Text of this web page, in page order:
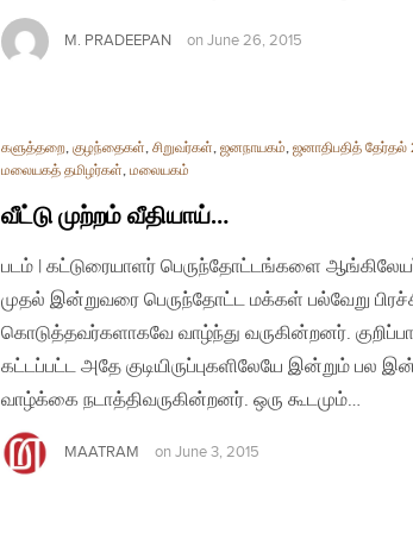
M. PRADEEPAN on June 26, 2015
களுத்தறை, குழந்தைகள், சிறுவர்கள், ஜனநாயகம், ஜனாதிபதித் தேர்தல்
மலையகத் தமிழர்கள், மலையகம்
வீட்டு முற்றம் வீதியாய்…
படம் | கட்டுரையாளர் பெருந்தோட்டங்களை
முதல் இன்றுவரை பெருந்தோட்ட மக்கள் பல்வேறு
கொடுத்தவர்களாகவே வாழ்ந்து வருகின்றனர்.
கட்டப்பட்ட அதே குடியிருப்புகளிலேயே இன்றும் பல
வாழ்க்கை நடாத்திவருகின்றனர். ஒரு கூடமும்…
MAATRAM on June 3, 2015